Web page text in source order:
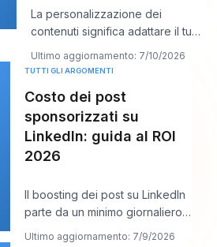
La personalizzazione dei
contenuti significa adattare il tuo
messaggio alla persona che hai
di front
Ultimo aggiornamento: 7/10/2026
TUTTI GLI ARGOMENTI
Costo dei post
sponsorizzati su
LinkedIn: guida al ROI
2026
Il boosting dei post su LinkedIn
parte da un minimo giornaliero
di 10 $ , ma un punto di
Ultimo aggiornamento: 7/9/2026